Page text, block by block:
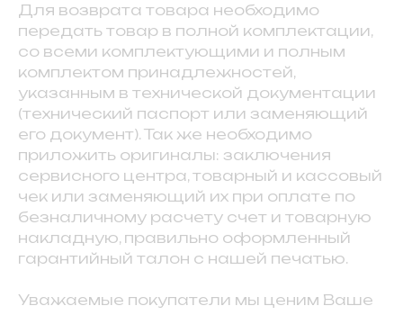
Для возврата товара необходимо
передать товар в полной комплектации,
со всеми комплектующими и полным
комплектом принадлежностей,
указанным в технической документации
(технический паспорт или заменяющий
его документ). Так же необходимо
приложить оригиналы: заключения
сервисного центра, товарный и кассовый
чек или заменяющий их при оплате по
безналичному расчету счет и товарную
накладную, правильно оформленный
гарантийный талон с нашей печатью.
Уважаемые покупатели мы ценим Ваше